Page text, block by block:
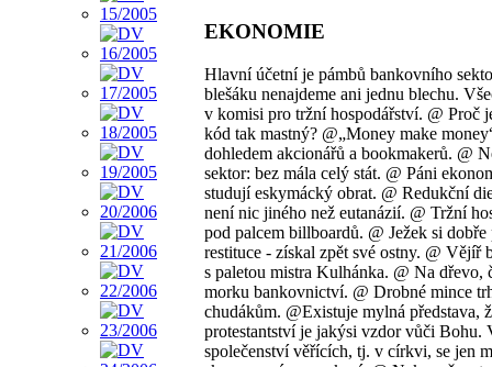
EKONOMIE
Hlavní účetní je pámbů bankovního
blešáku nenajdeme ani jednu blechu.
v komisi pro tržní hospodářství. @ Proč
kód tak mastný? @„Money make
dohledem akcionářů a bookmakerů. @
sektor: bez mála celý stát. @ Páni
studují eskymácký obrat. @ Redukční
není nic jiného než eutanázií. @ Tržní
pod palcem billboardů. @ Ježek si dobře
restituce - získal zpět své ostny. @ Vějíř
s paletou mistra Kulhánka. @ Na dřevo,
morku bankovnictví. @ Drobné mince
chudákům. @Existuje mylná představa,
protestantství je jakýsi vzdor vůči Bohu.
společenství věřících, tj. v církvi, se jen